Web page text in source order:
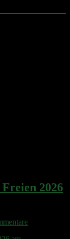
2026